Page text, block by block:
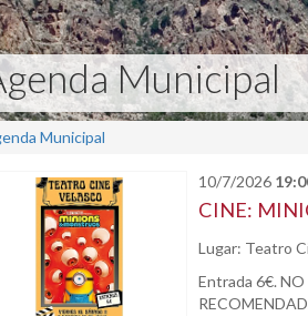
Municipal
Municipal
10/7/2026
CINE:
Lugar: Teatro
Entrada 6€.